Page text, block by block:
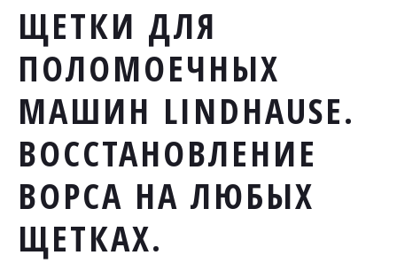
ЩЕТКИ ДЛЯ
ПОЛОМОЕЧНЫХ
МАШИН LINDHAUSE.
ВОССТАНОВЛЕНИЕ
ВОРСА НА ЛЮБЫХ
ЩЕТКАХ.